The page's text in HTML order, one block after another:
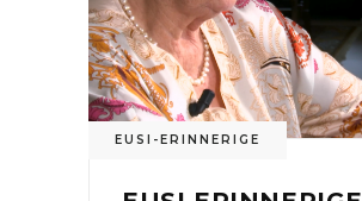
EUSI-ERINNERIGE